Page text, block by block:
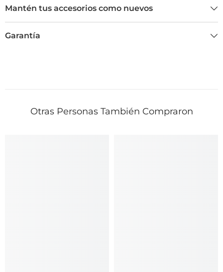
Mantén tus accesorios como nuevos
Garantía
Otras Personas También Compraron